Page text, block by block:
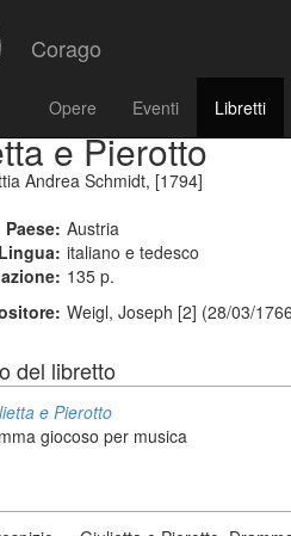
Corago
Opere Eventi Libretti
e Pierotto
Andrea Schmidt, [1794]
Paese: Austria
Lingua: italiano e tedesco
135 p.
Weigl, Joseph [2] (28/03/
del libretto
e Pierotto
giocoso per musica